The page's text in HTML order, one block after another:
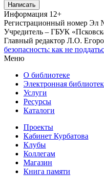
Написать
Информация 12+
Регистрационный номер Эл
Учредитель – ГБУК
Главный редактор Л.О.
безопасность: как не
Меню
О библиотеке
Электронная
Услуги
Ресурсы
Каталоги
Проекты
Кабинет Курбатова
Клубы
Коллегам
Магазин
Книга памяти